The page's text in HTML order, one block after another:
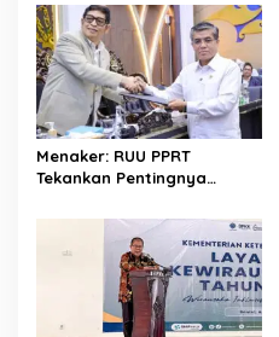
i
g
a
t
i
Menaker: RUU PPRT
Tekankan Pentingnya
Tangga